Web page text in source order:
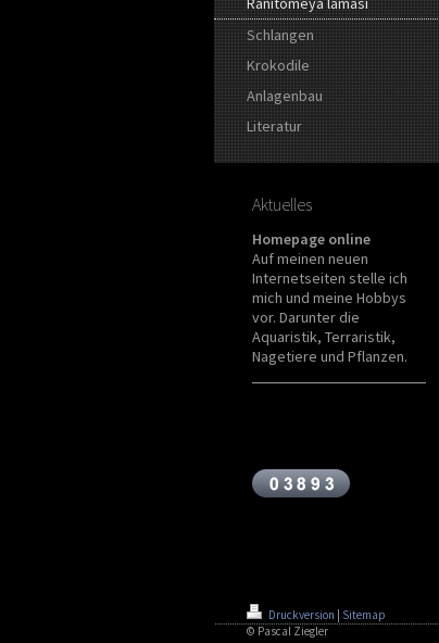
Schlangen
Krokodile
Anlagenbau
Literatur
Aktuelles
Homepage online
Auf meinen neuen
Internetseiten stelle ich
mich und meine Hobbys
vor. Darunter die
Aquaristik, Terraristik,
Nagetiere und Pflanzen.
Druckversion | Sitemap
© Pascal Ziegler